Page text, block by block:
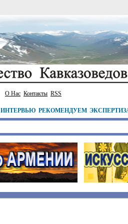
О Нас Контакты RSS
ИНТЕРВЬЮ РЕКОМЕНДУЕМ